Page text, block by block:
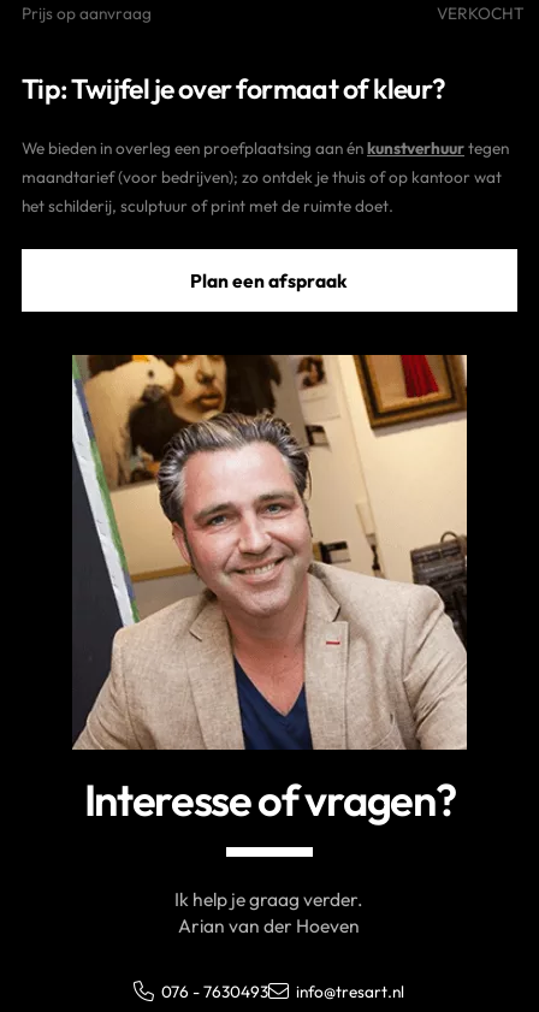
Prijs op aanvraag VERKOCHT
Tip: Twijfel je over formaat of kleur?
We bieden in overleg een proefplaatsing aan énkunstverhuurtegen
maandtarief (voor bedrijven); zo ontdek je thuis of op kantoor wat
het schilderij, sculptuur of print met de ruimte doet.
Plan een afspraak
Interesse of vragen?
Ik help je graag verder.
Arian van der Hoeven
076 - 7630493 info@tresart.nl